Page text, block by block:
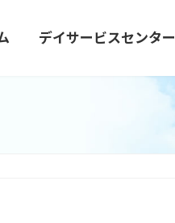
デイサービスセンター